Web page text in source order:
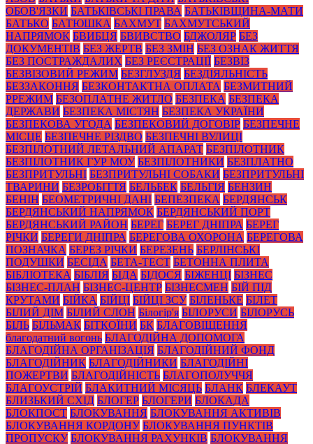
ОБОВ'ЯЗКИ БАТЬКІВСЬКІ ПРАВА БАТЬКІВЩИНА-МАТИ
БАТЬКО БАТЮШКА БАХМУТ БАХМУТСЬКИЙ
НАПРЯМОК БВИБЦЯ БВИВСТВО БДЖОЛЯР БЕЗ
ДОКУМЕНТІВ БЕЗ ЖЕРТВ БЕЗ ЗМІН БЕЗ ОЗНАК ЖИТТЯ
БЕЗ ПОСТРАЖДАЛИХ БЕЗ РЕЄСТРАЦІЇ БЕЗВІЗ
БЕЗВІЗОВИЙ РЕЖИМ БЕЗГЛУЗДЯ БЕЗДІЯЛЬНІСТЬ
БЕЗЗАКОННЯ БЕЗКОНТАКТНА ОПЛАТА БЕЗМИТНИЙ
РРЕЖИМ БЕЗОПЛАТНЕ ЖИТЛО БЕЗПЕКА БЕЗПЕКА
ДЕРЖАВИ БЕЗПЕКА МІСТЯН БЕЗПЕКА УКРАЇНИ
БЕЗПЕКОВА УГОДА БЕЗПЕКОВИЙ ДОГОВІР БЕЗПЕЧНЕ
МІСЦЕ БЕЗПЕЧНЕ РІЗДВО БЕЗПЕЧНІ ВУЛИЦІ
БЕЗПІЛОТНИЙ ЛЕТАЛЬНИЙ АПАРАТ БЕЗПІЛОТНИК
БЕЗПІЛОТНИК ГУР МОУ БЕЗПІЛОТНИКИ БЕЗПЛАТНО
БЕЗПРИТУЛЬНІ БЕЗПРИТУЛЬНІ СОБАКИ БЕЗПРИТУЛЬНІ
ТВАРИНИ БЕЗРОБІТТЯ БЕЛЬБЕК БЕЛЬГІЯ БЕНЗИН
БЕНІН БЕОМЕТРИЧНІ ДАНІ БЕПЕЗПЕКА БЕРДЯНСЬК
БЕРДЯНСЬКИЙ НАПРЯМОК БЕРДЯНСЬКИЙ ПОРТ
БЕРДЯНСЬКИЙ РАЙОН БЕРЕГ БЕРЕГ ДНІПРА БЕРЕГ
РІЧКИ БЕРЕГИ ДНІПРА БЕРЕГОВА ОХОРОНА БЕРЕГОВА
ПОЗНАЧКА БЕРЕЗ РІЧКИ БЕРЕЗЕНЬ БЕРЛІНСЬКІ
ПОДУШКИ БЕСІДА БЕТА-ТЕСТ БЕТОННА ПЛИТА
БІБЛІОТЕКА БІБЛІЯ БІДА БІДОСЯ БІЖЕНЦІ БІЗНЕС
БІЗНЕС-ПЛАН БІЗНЕС-ЦЕНТР БІЗНЕСМЕН БІЙ ПІД
КРУТАМИ БІЙКА БІЙЦІ БІЙЦІ ЗСУ БІЛЕНЬКЕ БІЛЕТ
БІЛИЙ ДІМ БІЛИЙ СЛОН Білогір'я БІЛОРУСИ БІЛОРУСЬ
БІЛЬ БІЛЬМАК БІТКОЇНИ БК БЛАГОВІЩЕННЯ
благодатний вогонь БЛАГОДІЙНА ДОПОМОГА
БЛАГОДІЙНА ОРГАНІЗАЦІЯ БЛАГОДІЙНИЙ ФОНД
БЛАГОДІЙНИК БЛАГОДІЙНИКИ БЛАГОДІЙНІ
ПОЖЕРТВИ БЛАГОДІЙНІСТЬ БЛАГОПОЛУЧЧЯ
БЛАГОУСТРІЙ БЛАКИТНИЙ МІСЯЦЬ БЛАНК БЛЕКАУТ
БЛИЗЬКИЙ СХІД БЛОГЕР БЛОГЕРИ БЛОКАДА
БЛОКПОСТ БЛОКУВАННЯ БЛОКУВАННЯ АКТИВІВ
БЛОКУВАННЯ КОРДОНУ БЛОКУВАННЯ ПУНКТІВ
ПРОПУСКУ БЛОКУВАННЯ РАХУНКІВ БЛОКУВАННЯ